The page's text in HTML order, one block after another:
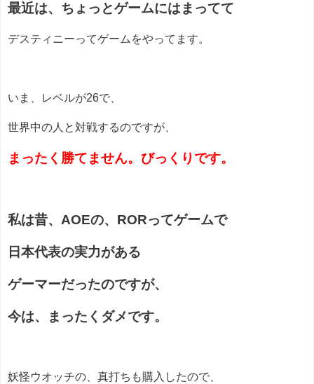
最近は、ちょっとゲームにはまってて
デスティニーってゲームをやってます。
いま、レベルが26で、
世界中の人と対戦するのですが、
まったく勝てません。びっくりです。
私は昔、AOEの、RORってゲームで
日本代表の実力がある
ゲーマーだったのですが、
今は、まったくダメです。
妖怪ウオッチの、真打ちも購入したので、